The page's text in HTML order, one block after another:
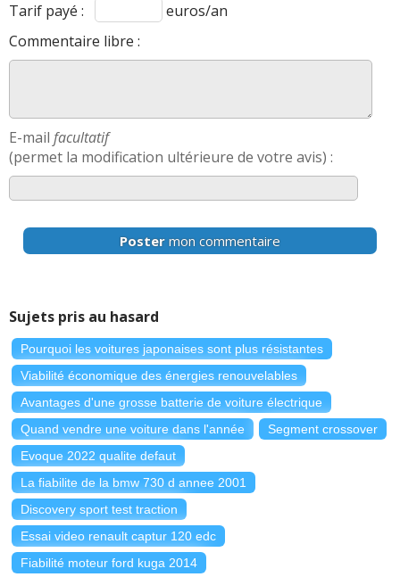
Tarif payé :
euros/an
Commentaire libre :
E-mail facultatif
(permet la modification ultérieure de votre avis) :
Poster mon commentaire
Sujets pris au hasard
Pourquoi les voitures japonaises sont plus résistantes
Viabilité économique des énergies renouvelables
Avantages d'une grosse batterie de voiture électrique
Quand vendre une voiture dans l'année
Segment crossover
Evoque 2022 qualite defaut
La fiabilite de la bmw 730 d annee 2001
Discovery sport test traction
Essai video renault captur 120 edc
Fiabilité moteur ford kuga 2014